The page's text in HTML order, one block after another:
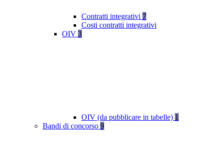
Contratti integrativi 7
Costi contratti integrativi
OIV 3
OIV (da pubblicare in tabelle) 1
Bandi di concorso 9